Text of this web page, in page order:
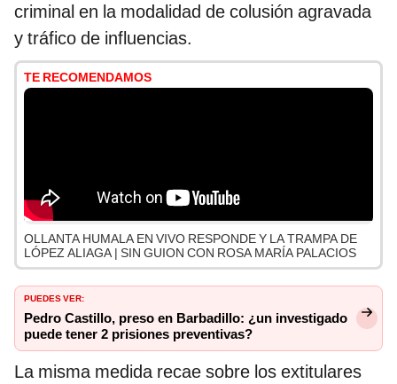
criminal en la modalidad de colusión agravada
y tráfico de influencias.
TE RECOMENDAMOS
OLLANTA HUMALA EN VIVO RESPONDE Y LA TRAMPA DE
LÓPEZ ALIAGA | SIN GUION CON ROSA MARÍA PALACIOS
PUEDES VER:
Pedro Castillo, preso en Barbadillo: ¿un investigado
puede tener 2 prisiones preventivas?
La misma medida recae sobre los extitulares